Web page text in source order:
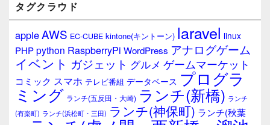
タグクラウド
appleAWS EC-CUBE kintone(キントーン) laravel linux
PHPpython RaspberryPi WordPress アナログゲーム
イベント ガジェット グルメ ゲームマーケット
コミック スマホ テレビ番組 データベース プログラ
ミング ランチ(五反田・大崎) ランチ(新橋) ランチ
(有楽町) ランチ(浜松町・三田) ランチ(神保町) ランチ(秋葉